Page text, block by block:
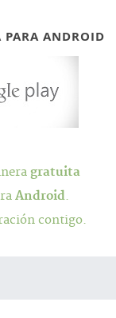
PARA ANDROID
gratuita
Android.
contigo.